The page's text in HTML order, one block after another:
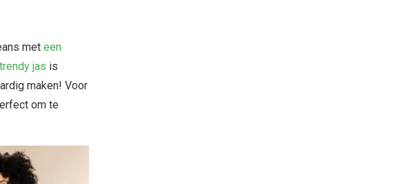
met een
jas is
maken! Voor
om te